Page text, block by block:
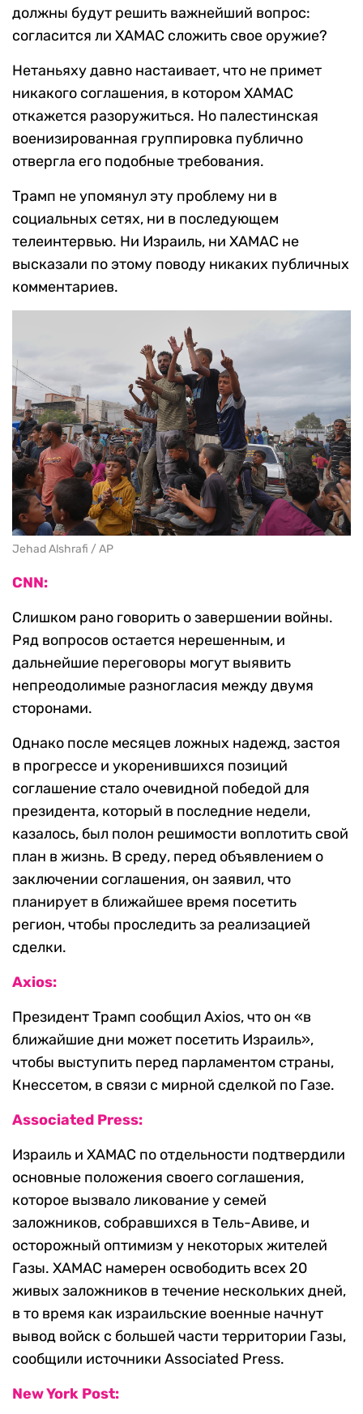
должны будут решить важнейший вопрос:
согласится ли ХАМАС сложить свое оружие?
Нетаньяху давно настаивает, что не примет
никакого соглашения, в котором ХАМАС
откажется разоружиться. Но палестинская
военизированная группировка публично
отвергла его подобные требования.
Трамп не упомянул эту проблему ни в
социальных сетях, ни в последующем
телеинтервью. Ни Израиль, ни ХАМАС не
высказали по этому поводу никаких публичных
комментариев.
Jehad Alshrafi / AP
CNN:
Слишком рано говорить о завершении войны.
Ряд вопросов остается нерешенным, и
дальнейшие переговоры могут выявить
непреодолимые разногласия между двумя
сторонами.
Однако после месяцев ложных надежд, застоя
в прогрессе и укоренившихся позиций
соглашение стало очевидной победой для
президента, который в последние недели,
казалось, был полон решимости воплотить свой
план в жизнь. В среду, перед объявлением о
заключении соглашения, он заявил, что
планирует в ближайшее время посетить
регион, чтобы проследить за реализацией
сделки.
Axios:
Президент Трамп сообщил Axios, что он «в
ближайшие дни может посетить Израиль»,
чтобы выступить перед парламентом страны,
Кнессетом, в связи с мирной сделкой по Газе.
Associated Press:
Израиль и ХАМАС по отдельности подтвердили
основные положения своего соглашения,
которое вызвало ликование у семей
заложников, собравшихся в Тель-Авиве, и
осторожный оптимизм у некоторых жителей
Газы. ХАМАС намерен освободить всех 20
живых заложников в течение нескольких дней,
в то время как израильские военные начнут
вывод войск с большей части территории Газы,
сообщили источники Associated Press.
New York Post: